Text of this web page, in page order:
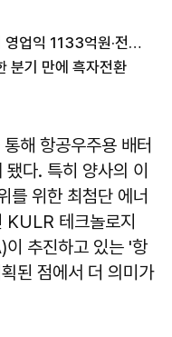
보조금 빼면 적자…LG엔솔, 2분기 영업익 1133억원·전년比 77%↓
분기 만에 흑자전환
해 항공우주용 배터
다. 특히 양사의 이
를 위한 최첨단 에너
KULR 테크놀로지
추진하고 있는 '항
된 점에서 더 의미가